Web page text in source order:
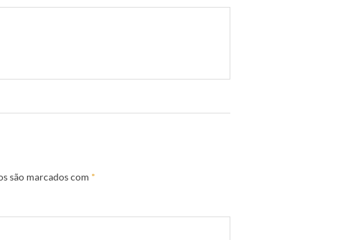
são marcados com *